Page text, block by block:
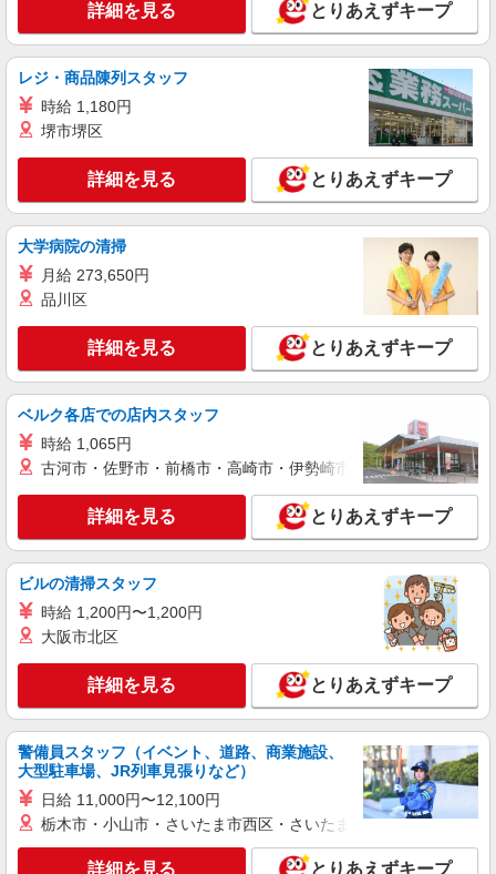
詳細を見る とりあえずキープ
レジ・商品陳列スタッフ
時給 1,180円
堺市堺区
詳細を見る とりあえずキープ
大学病院の清掃
月給 273,650円
品川区
詳細を見る とりあえずキープ
ベルク各店での店内スタッフ
時給 1,065円
古河市・佐野市・前橋市・高崎市・伊勢崎市・太田市・館林市
詳細を見る とりあえずキープ
ビルの清掃スタッフ
時給 1,200円〜1,200円
大阪市北区
詳細を見る とりあえずキープ
警備員スタッフ（イベント、道路、商業施設、
大型駐車場、JR列車見張りなど）
日給 11,000円〜12,100円
栃木市・小山市・さいたま市西区・さいたま市岩槻区・久喜市・
詳細を見る とりあえずキープ